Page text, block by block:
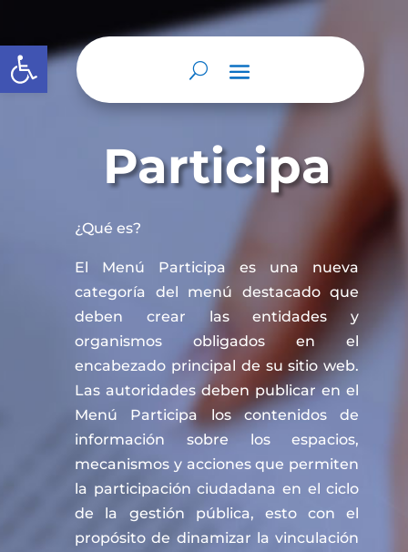
Abrir barra de herramientas
Participa
¿Qué es?
El Menú Participa es una nueva
categoría del menú destacado que
deben crear las entidades y
organismos obligados en el
encabezado principal de su sitio web.
Las autoridades deben publicar en el
Menú Participa los contenidos de
información sobre los espacios,
mecanismos y acciones que permiten
la participación ciudadana en el ciclo
de la gestión pública, esto con el
propósito de dinamizar la vinculación